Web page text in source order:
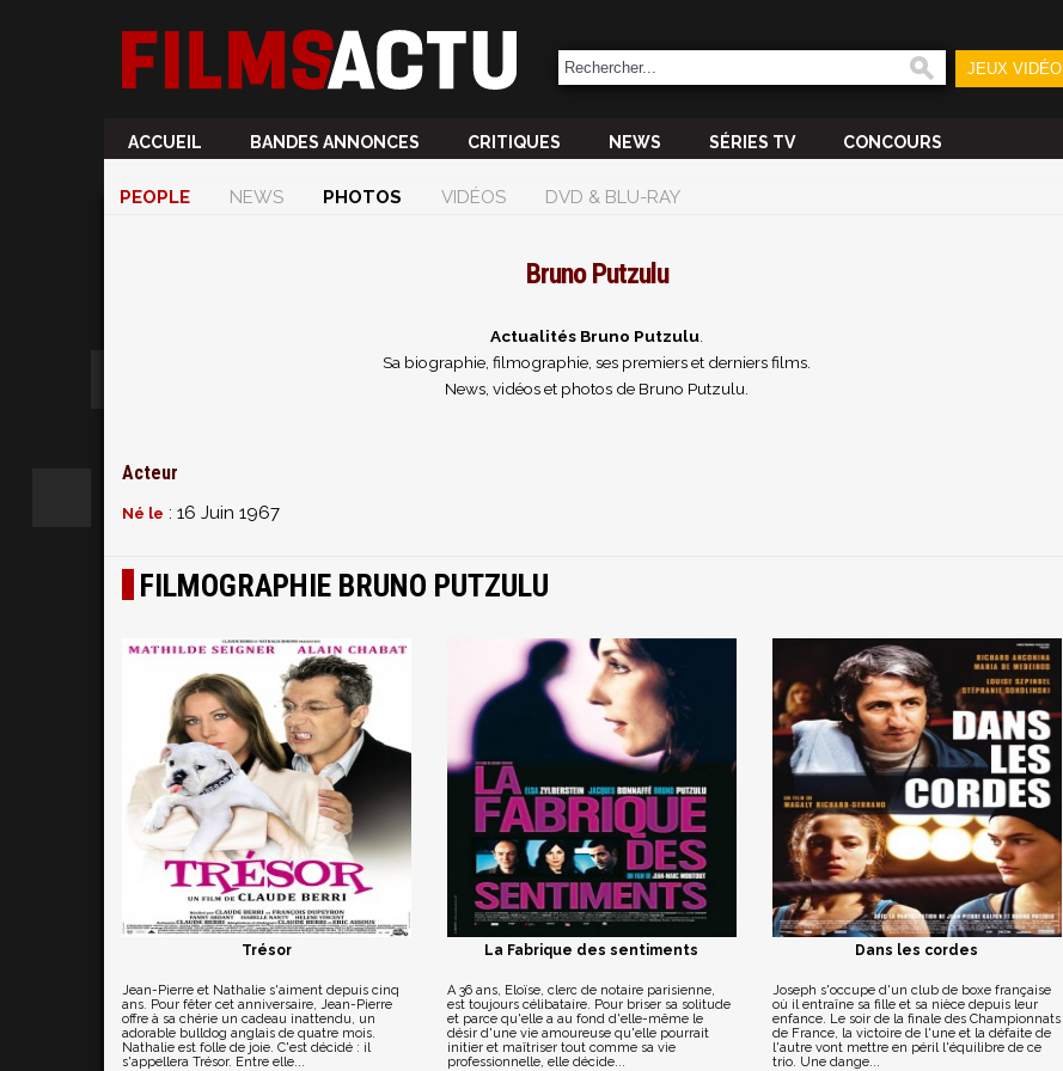
JEUX VIDÉO
ACCUEIL BANDES ANNONCES CRITIQUES NEWS SÉRIES TV CONCOURS
PEOPLE NEWS PHOTOS VIDÉOS DVD & BLU-RAY
Bruno Putzulu
Actualités Bruno Putzulu
Sa biographie, filmographie, ses premiers et derniers films.
News, vidéos et photos de Bruno Putzulu.
Acteur
Né le : 16 Juin 1967
FILMOGRAPHIE BRUNO PUTZULU
Trésor
Jean-Pierre et Nathalie s'aiment depuis cinq
ans. Pour fêter cet anniversaire, Jean-Pierre
offre à sa chérie un cadeau inattendu, un
adorable bulldog anglais de quatre mois.
Nathalie est folle de joie. C'est décidé : il
s'appellera Trésor. Entre elle...
La Fabrique des sentiments
A 36 ans, Eloïse, clerc de notaire parisienne,
est toujours célibataire. Pour briser sa solitude
et parce qu'elle a au fond d'elle-même le
désir d'une vie amoureuse qu'elle pourrait
initier et maîtriser tout comme sa vie
professionnelle, elle décide...
Dans les cordes
Joseph s'occupe d'un club de boxe française
où il entraîne sa fille et sa nièce depuis leur
enfance. Le soir de la finale des Championnats
de France, la victoire de l'une et la défaite de
l'autre vont mettre en péril l'équilibre de ce
trio. Une dange...